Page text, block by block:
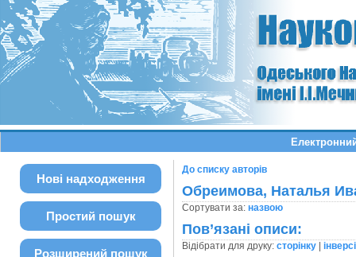
Нові надходження
Простий пошук
Розширений пошук
До списку авторів
Обреимова, Наталья
Сортувати за: назвою
Пов’язані описи:
Відібрати для друку: сторінку|